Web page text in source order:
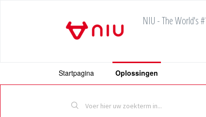
NIU - The World's
Startpagina Oplossingen